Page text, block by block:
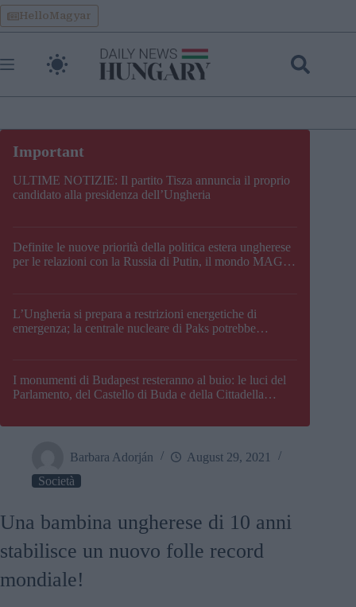
Skip
to
content
HelloMagyar
ULTIME NOTIZIE: Il partito Tisza annuncia il proprio
candidato alla presidenza dell’Ungheria
Definite le nuove priorità della politica estera ungherese
per le relazioni con la Russia di Putin, il mondo MAGA,
L’Ungheria si prepara a restrizioni energetiche di
emergenza; la centrale nucleare di Paks potrebbe
I monumenti di Budapest resteranno al buio: le luci del
Parlamento, del Castello di Buda e della Cittadella
Barbara Adorján
August 29, 2021
Società
Una bambina ungherese di 10 anni
stabilisce un nuovo folle record
mondiale!